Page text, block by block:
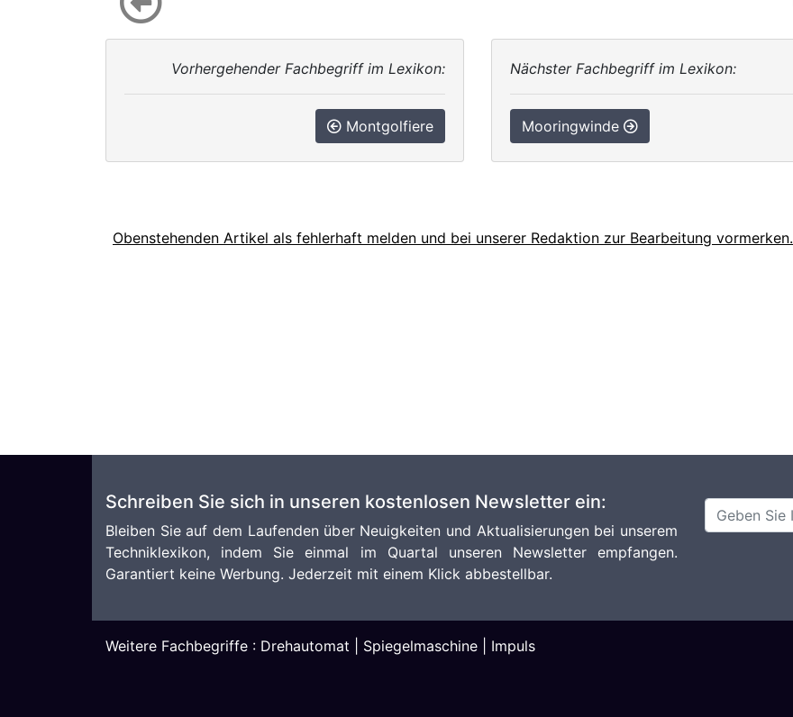
Vorhergehender Fachbegriff im Lexikon:
Montgolfiere
Nächster Fachbegriff im Lexikon:
Mooringwinde
Obenstehenden Artikel als fehlerhaft melden und bei unserer Redaktion zur Bearbeitung vormerken.
Schreiben Sie sich in unseren kostenlosen Newsletter ein:
Bleiben Sie auf dem Laufenden über Neuigkeiten und Aktualisierungen bei unserem
Techniklexikon, indem Sie einmal im Quartal unseren Newsletter empfangen.
Garantiert keine Werbung. Jederzeit mit einem Klick abbestellbar.
Weitere Fachbegriffe : Drehautomat Spiegelmaschine Impuls